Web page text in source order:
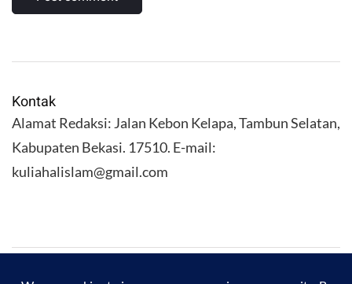
Kontak
Alamat Redaksi: Jalan Kebon Kelapa, Tambun Selatan,
Kabupaten Bekasi. 17510. E-mail:
kuliahalislam@gmail.com